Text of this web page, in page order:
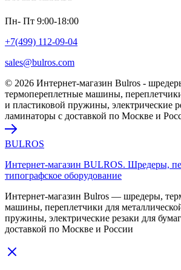
Пн- Пт 9:00-18:00
+7(499) 112-09-04
sales@bulros.com
© 2026 Интернет-магазин Bulros -
термопереплетные машины,
и пластиковой пружины, электрические
ламинаторы с доставкой по Москве и
BULROS
Интернет-магазин BULROS. Шредеры,
типографское оборудование
Интернет-магазин Bulros — шредеры,
машины, переплетчики для
пружины, электрические резаки для
доставкой по Москве и России